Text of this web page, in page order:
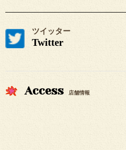
ツイッター
Twitter
Access 店舗情報